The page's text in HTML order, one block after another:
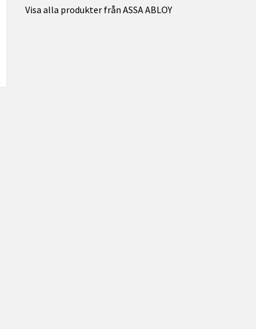
Visa alla produkter från ASSA ABLOY